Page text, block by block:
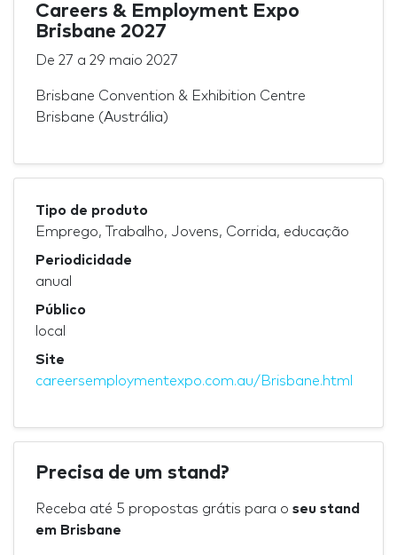
Careers & Employment Expo
Brisbane 2027
De 27 a 29 maio 2027
Brisbane Convention & Exhibition Centre
Brisbane (Austrália)
Tipo de produto
Emprego, Trabalho, Jovens, Corrida, educação
Periodicidade
anual
Público
local
Site
careersemploymentexpo.com.au/Brisbane.html
Precisa de um stand?
Receba até 5 propostas grátis para o seu stand
em Brisbane